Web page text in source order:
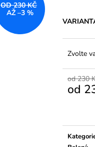
Zvolte
od 230
od
OD 230 KČ
AŽ –3 %